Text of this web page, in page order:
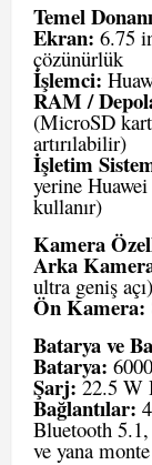
Temel
Ekran: 6.75
çözünürlük
İşlemci:
RAM /
(MicroSD
artırılabilir)
İşletim
yerine
kullanır)
Kamera
Arka
ultra geniş
Ön Kamera:
Batarya ve
Batarya:
Şarj: 22.5 W
Bağlantılar:
Bluetooth
ve yana